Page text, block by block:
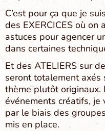
C’est pour ça que je
des EXERCICES où
astuces pour agencer
dans certaines
Et des ATELIERS sur
seront totalement
thème plutôt originaux.
événements créatifs, je
par le biais des
mis en place.